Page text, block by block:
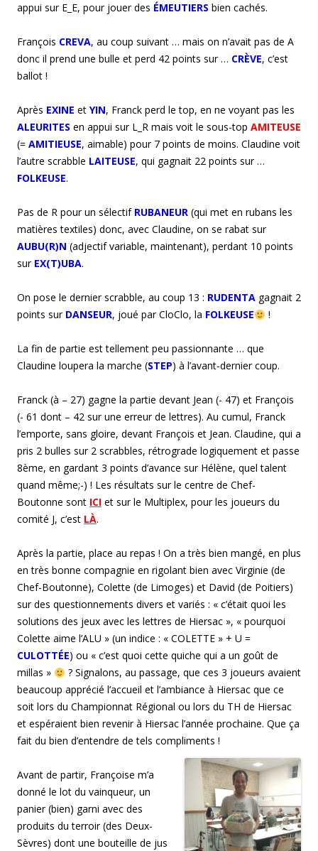
appui sur E_E, pour jouer des ÉMEUTIERS bien cachés.
François CREVA, au coup suivant … mais on n’avait pas de A
donc il prend une bulle et perd 42 points sur … CRÈVE, c’est
ballot !
Après EXINE et YIN, Franck perd le top, en ne voyant pas les
ALEURITES en appui sur L_R mais voit le sous-top AMITEUSE
(= AMITIEUSE, aimable) pour 7 points de moins. Claudine voit
l’autre scrabble LAITEUSE, qui gagnait 22 points sur …
FOLKEUSE.
Pas de R pour un sélectif RUBANEUR (qui met en rubans les
matières textiles) donc, avec Claudine, on se rabat sur
AUBU(R)N (adjectif variable, maintenant), perdant 10 points
sur EX(T)UBA.
On pose le dernier scrabble, au coup 13 : RUDENTA gagnait 2
points sur DANSEUR, joué par CloClo, la FOLKEUSE !
La fin de partie est tellement peu passionnante … que
Claudine loupera la marche (STEP) à l’avant-dernier coup.
Franck (à – 27) gagne la partie devant Jean (- 47) et François
(- 61 dont – 42 sur une erreur de lettres). Au cumul, Franck
l’emporte, sans gloire, devant François et Jean. Claudine, qui a
pris 2 bulles sur 2 scrabbles, rétrograde logiquement et passe
8ème, en gardant 3 points d’avance sur Hélène, quel talent
quand même;-) ! Les résultats sur le centre de Chef-
Boutonne sont ICI et sur le Multiplex, pour les joueurs du
comité J, c’est LÀ.
Après la partie, place au repas ! On a très bien mangé, en plus
en très bonne compagnie en rigolant bien avec Virginie (de
Chef-Boutonne), Colette (de Limoges) et David (de Poitiers)
sur des questionnements divers et variés : « c’était quoi les
solutions des jeux avec les lettres de Hiersac », « pourquoi
Colette aime l’ALU » (un indice : « COLETTE » + U =
CULOTTÉE) ou « c’est quoi cette quiche qui a un goût de
millas »
? Signalons, au passage, que ces 3 joueurs avaient
beaucoup apprécié l’accueil et l’ambiance à Hiersac que ce
soit lors du Championnat Régional ou lors du TH de Hiersac
et espéraient bien revenir à Hiersac l’année prochaine. Que ça
fait du bien d’entendre de tels compliments !
Avant de partir, Françoise m’a
donné le lot du vainqueur, un
panier (bien) garni avec des
produits du terroir (des Deux-
Sèvres) dont une bouteille de jus